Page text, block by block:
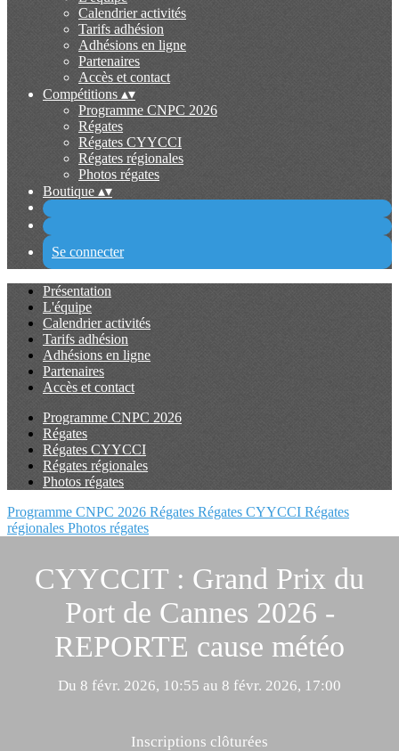
Calendrier activités
Tarifs adhésion
Adhésions en ligne
Partenaires
Accès et contact
Compétitions ▴▾
Programme CNPC 2026
Régates
Régates CYYCCI
Régates régionales
Photos régates
Boutique ▴▾
Se connecter
Présentation
L'équipe
Calendrier activités
Tarifs adhésion
Adhésions en ligne
Partenaires
Accès et contact
Programme CNPC 2026
Régates
Régates CYYCCI
Régates régionales
Photos régates
Programme CNPC 2026 Régates Régates CYYCCI Régates
régionales Photos régates
CYYCCIT : Grand Prix du
Port de Cannes 2026 -
REPORTE cause météo
Du 8 févr. 2026, 10:55 au 8 févr. 2026, 17:00
Inscriptions clôturées